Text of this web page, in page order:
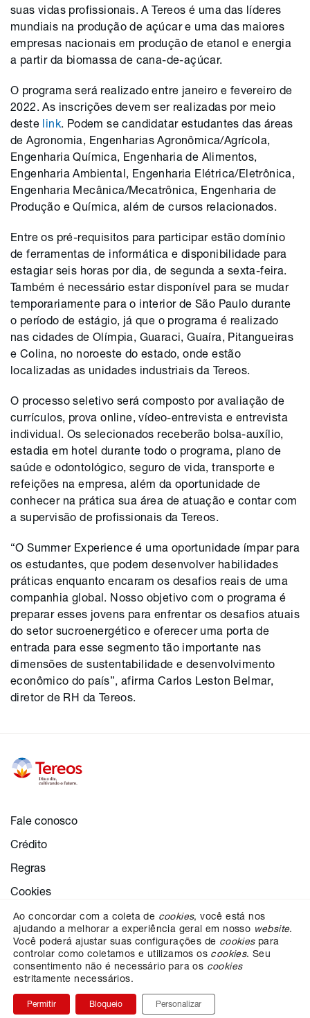
suas vidas profissionais. A Tereos é uma das líderes
mundiais na produção de açúcar e uma das maiores
empresas nacionais em produção de etanol e energia
a partir da biomassa de cana-de-açúcar.
O programa será realizado entre janeiro e fevereiro de
2022. As inscrições devem ser realizadas por meio
deste link. Podem se candidatar estudantes das áreas
de Agronomia, Engenharias Agronômica/Agrícola,
Engenharia Química, Engenharia de Alimentos,
Engenharia Ambiental, Engenharia Elétrica/Eletrônica,
Engenharia Mecânica/Mecatrônica, Engenharia de
Produção e Química, além de cursos relacionados.
Entre os pré-requisitos para participar estão domínio
de ferramentas de informática e disponibilidade para
estagiar seis horas por dia, de segunda a sexta-feira.
Também é necessário estar disponível para se mudar
temporariamente para o interior de São Paulo durante
o período de estágio, já que o programa é realizado
nas cidades de Olímpia, Guaraci, Guaíra, Pitangueiras
e Colina, no noroeste do estado, onde estão
localizadas as unidades industriais da Tereos.
O processo seletivo será composto por avaliação de
currículos, prova online, vídeo-entrevista e entrevista
individual. Os selecionados receberão bolsa-auxílio,
estadia em hotel durante todo o programa, plano de
saúde e odontológico, seguro de vida, transporte e
refeições na empresa, além da oportunidade de
conhecer na prática sua área de atuação e contar com
a supervisão de profissionais da Tereos.
“O Summer Experience é uma oportunidade ímpar para
os estudantes, que podem desenvolver habilidades
práticas enquanto encaram os desafios reais de uma
companhia global. Nosso objetivo com o programa é
preparar esses jovens para enfrentar os desafios atuais
do setor sucroenergético e oferecer uma porta de
entrada para esse segmento tão importante nas
dimensões de sustentabilidade e desenvolvimento
econômico do país”, afirma Carlos Leston Belmar,
diretor de RH da Tereos.
Fale conosco
Crédito
Regras
Cookies
Configurações de cookies
Proteção dos dados
ESCOLHA SUA REGIÃO
Ao concordar com a coleta de cookies, você está nos
ajudando a melhorar a experiência geral em nosso website.
Você poderá ajustar suas configurações de cookiespara
controlar como coletamos e utilizamos os cookies. Seu
consentimento não é necessário para os cookies
estritamente necessários.
Permitir Bloqueio Personalizar